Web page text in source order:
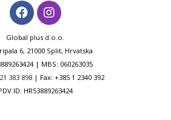
Global plus d.o.o.
6, 21000 Split, Hrvatska
| MBS: 060263035
383 898| Fax: +385 1 2340 392
ID: HR53889263424